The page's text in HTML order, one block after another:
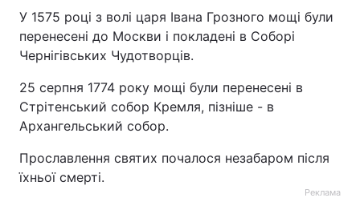
У 1575 році з волі царя Івана Грозного мощі були
перенесені до Москви і покладені в Соборі
Чернігівських Чудотворців.
25 серпня 1774 року мощі були перенесені в
Стрітенський собор Кремля, пізніше - в
Архангельський собор.
Прославлення святих почалося незабаром після
їхньої смерті.
Реклама